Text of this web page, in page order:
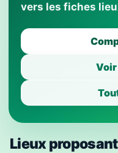
vers les fiches
Lieux